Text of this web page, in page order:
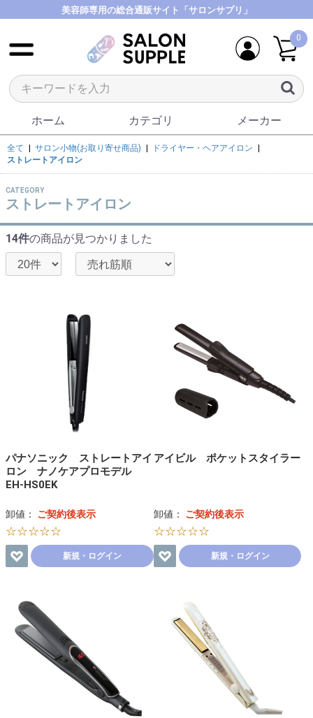
美容師専用の総合通販サイト「サロンサプリ」
0
ホーム カテゴリ メーカー
全て サロン小物(お取り寄せ商品) ドライヤー・ヘアアイロン
ストレートアイロン
CATEGORY
ストレートアイロン
14件の商品が見つかりました
パナソニック ストレートアイ
ロン ナノケアプロモデル
EH-HS0EK
卸値： ご契約後表示
☆☆☆☆☆
新規・ログイン
アイビル ポケットスタイラー
卸値： ご契約後表示
☆☆☆☆☆
新規・ログイン